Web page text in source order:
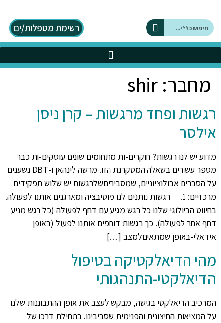
רשימת מטפלות/ים
מחבר: shir
רגשות ופחד מרגשות – קרן ניסן
אילסר
מדוע יש לנו רגשות? חוקרים-ות מתחומים שונים עוסקים-ות כבר
מספר עשורים בשאלה המסקרנת הזו. מרשה לינהאן ו-DBT נשענים
על הסברים אבולוציוניים, שמסביריםשלרגשות יש שלוש תפקידים
מרכזיים: 1. רגשות נותנים לנו מוטיבציה ומארגנים אותנו לפעולה.
בחיווט הביולוגי שלנו כל רגש מגיע עם דחף לפעולה (כל רגש מניע
דחף אחר לפעולה). כך רגשות דוחפים אותנו לפעול (באופן
אידאלי-באופן שמתאיםלמצב […]
מהי הדיאלקטיקה בטיפול
הדיאלקטי-התנהגותי
המרכיב הדיאלקטי בגישה, מבקש לעצב את אופן ההתבוננות שלנו
על המציאות החיצונית והפנימית שסביבינו. בתחילת דרכו של